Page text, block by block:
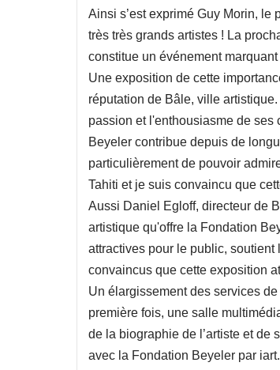
Ainsi s’est exprimé Guy Morin,
très très grands artistes ! La
constitue un événement
Une exposition de cette
réputation de Bâle, ville
passion et l'enthousiasme de
Beyeler contribue depuis de
particulièrement de pouvoir
Tahiti et je suis convaincu que
Aussi Daniel Egloff, directeur de
artistique qu'offre la Fondation
attractives pour le public,
convaincus que cette exposition
Un élargissement des services
première fois, une salle
de la biographie de l’artiste et de
avec la Fondation Beyeler par